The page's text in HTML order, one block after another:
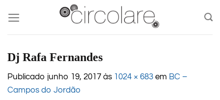
content
Dj Rafa Fernandes
Publicado junho 19, 2017 às 1024 × 683 em BC –
Campos do Jordão